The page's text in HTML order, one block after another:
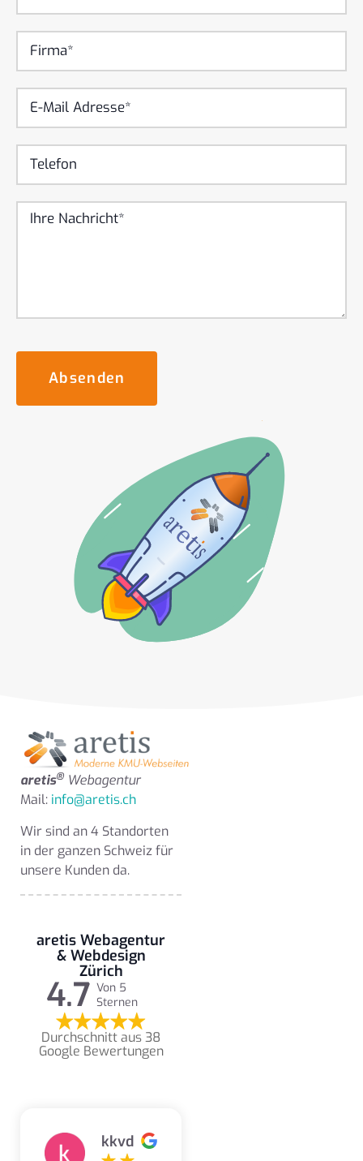
Absenden
aretis® Webagentur
Mail: info@aretis.ch
Wir sind an 4 Standorten
in der ganzen Schweiz für
unsere Kunden da.
aretis Webagentur
& Webdesign
Zürich
4.7 Von 5
Sternen
Durchschnitt aus 38
Google Bewertungen
kkvd